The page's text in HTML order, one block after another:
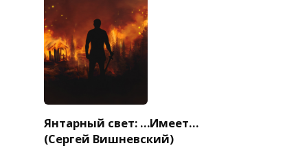
Янтарный свет: …Имеет…
(Сергей Вишневский)